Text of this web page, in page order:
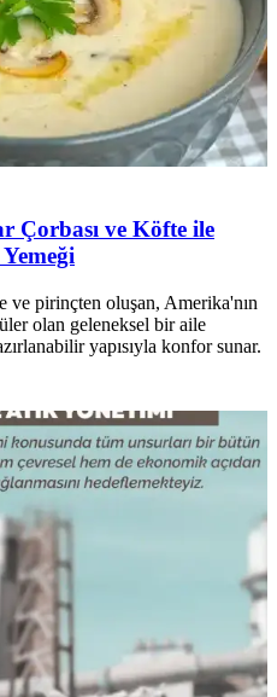
Çorbası ve Köfte ile
ve pirinçten oluşan, Amerika'nın
olan geleneksel bir aile
yapısıyla konfor sunar.